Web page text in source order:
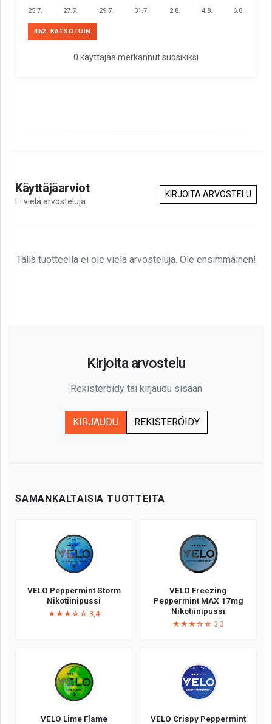
25.7. 27.7. 29.7. 31.7. 2.8. 4.8. 6.8.
462. KATSOTUIN
0 käyttäjää merkannut suosikiksi
Käyttäjäarviot
Ei vielä arvosteluja
KIRJOITA ARVOSTELU
Tällä tuotteella ei ole vielä arvosteluja. Ole ensimmäinen!
Kirjoita arvostelu
Rekisteröidy tai kirjaudu sisään
KIRJAUDU REKISTERÖIDY
SAMANKALTAISIA TUOTTEITA
VELO Peppermint Storm
Nikotiinipussi
★★★☆☆ 3,4
VELO Freezing
Peppermint MAX 17mg
Nikotiinipussi
★★★☆☆ 3,3
VELO Lime Flame
VELO Crispy Peppermint